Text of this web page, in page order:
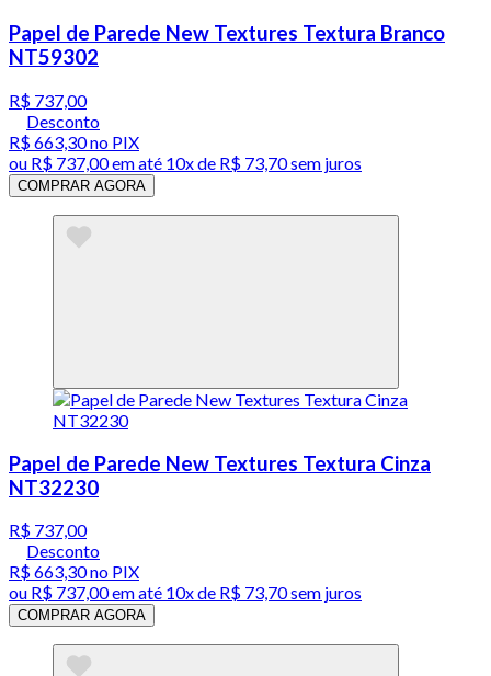
Papel de Parede New Textures Textura Branco
NT59302
R$ 737,00
Desconto
R$ 663,30no PIX
ou R$ 737,00em até 10x de R$ 73,70 sem juros
COMPRAR AGORA
Papel de Parede New Textures Textura Cinza
NT32230
R$ 737,00
Desconto
R$ 663,30no PIX
ou R$ 737,00em até 10x de R$ 73,70 sem juros
COMPRAR AGORA